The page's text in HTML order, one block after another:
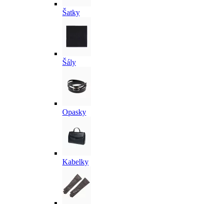
Šatky
Šály
Opasky
Kabelky